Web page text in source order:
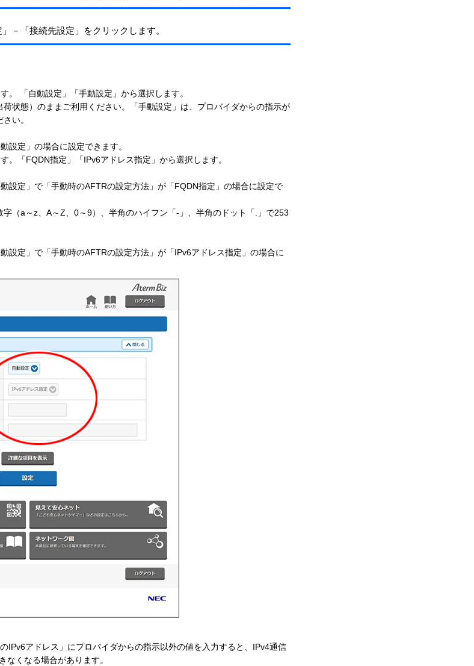
－「接続先設定」をクリックします。
。 「自動設定」「手動設定」から選択します。
状態）のままご利用ください。「手動設定」は、プロバイダからの指示が
い。
設定」の場合に設定できます。
。「FQDN指定」「IPv6アドレス指定」から選択します。
設定」で「手動時のAFTRの設定方法」が「FQDN指定」の場合に設定で
字（a～z、A～Z、0～9）、半角のハイフン「-」、半角のドット「.」で253
設定」で「手動時のAFTRの設定方法」が「IPv6アドレス指定」の場合に
IPv6アドレス」にプロバイダからの指示以外の値を入力すると、IPv4通信
なくなる場合があります。